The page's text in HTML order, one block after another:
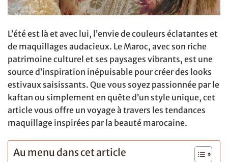
L’été est là et avec lui, l’envie de couleurs éclatantes et
de maquillages audacieux. Le Maroc, avec son riche
patrimoine culturel et ses paysages vibrants, est une
source d’inspiration inépuisable pour créer des looks
estivaux saisissants. Que vous soyez passionnée par le
kaftan ou simplement en quête d’un style unique, cet
article vous offre un voyage à travers les tendances
maquillage inspirées par la beauté marocaine.
Au menu dans cet article